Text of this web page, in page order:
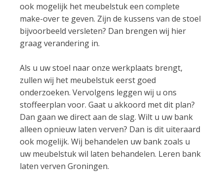
ook mogelijk het meubelstuk een complete
make-over te geven. Zijn de kussens van de stoel
bijvoorbeeld versleten? Dan brengen wij hier
graag verandering in.
Als u uw stoel naar onze werkplaats brengt,
zullen wij het meubelstuk eerst goed
onderzoeken. Vervolgens leggen wij u ons
stoffeerplan voor. Gaat u akkoord met dit plan?
Dan gaan we direct aan de slag. Wilt u uw bank
alleen opnieuw laten verven? Dan is dit uiteraard
ook mogelijk. Wij behandelen uw bank zoals u
uw meubelstuk wil laten behandelen. Leren bank
laten verven Groningen.